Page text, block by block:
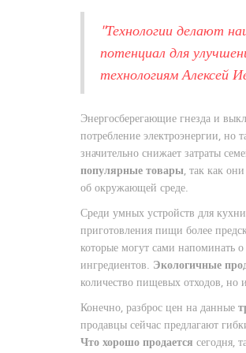
"Технологии делают
потенциал для
технологиям Алексей
Энергосберегающие гнезда и
потребление электроэнергии, но
значительно снижает затраты
популярные товары, так как
об окружающей среде.
Среди умных устройств для
приготовления пищи более
которые могут сами напоминать
ингредиентов. Экологичные
количество пищевых отходов, но
Конечно, разброс цен на данные
продавцы сейчас предлагают
Что хорошо продается сегодня,